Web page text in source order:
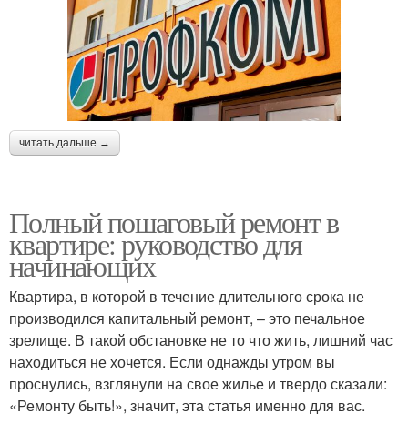
читать дальше →
Полный пошаговый ремонт в
квартире: руководство для
начинающих
Квартира, в которой в течение длительного срока не
производился капитальный ремонт, – это печальное
зрелище. В такой обстановке не то что жить, лишний час
находиться не хочется. Если однажды утром вы
проснулись, взглянули на свое жилье и твердо сказали:
«Ремонту быть!», значит, эта статья именно для вас.